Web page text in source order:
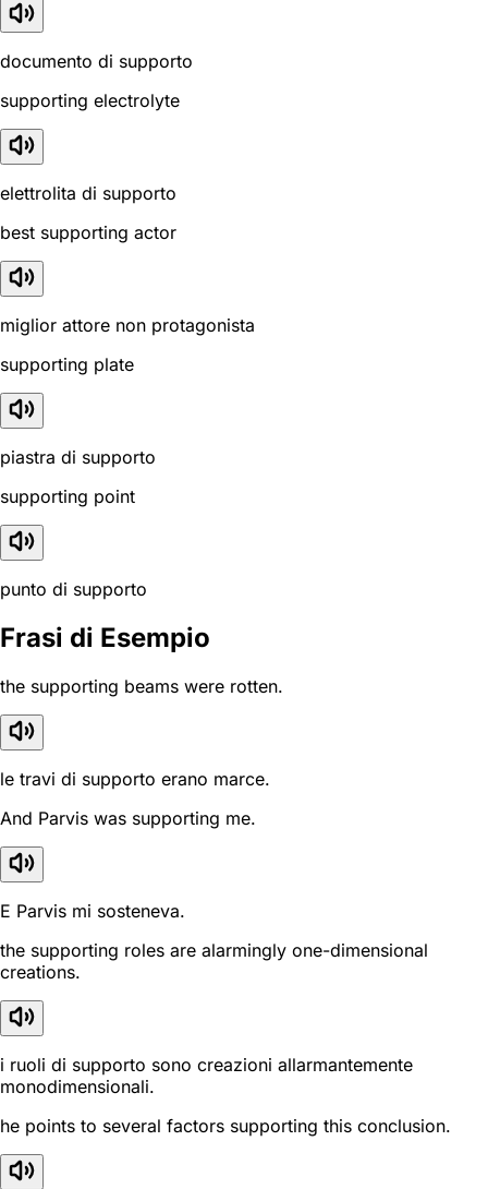
documento di supporto
supporting electrolyte
elettrolita di supporto
best supporting actor
miglior attore non protagonista
supporting plate
piastra di supporto
supporting point
punto di supporto
Frasi di Esempio
the supporting beams were rotten.
le travi di supporto erano marce.
And Parvis was supporting me.
E Parvis mi sosteneva.
the supporting roles are alarmingly one-dimensional
creations.
i ruoli di supporto sono creazioni allarmantemente
monodimensionali.
he points to several factors supporting this conclusion.